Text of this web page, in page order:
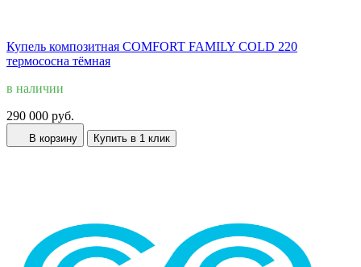
Купель композитная COMFORT FAMILY COLD 220
термососна тёмная
в наличии
290 000 руб.
В корзину Купить в 1 клик